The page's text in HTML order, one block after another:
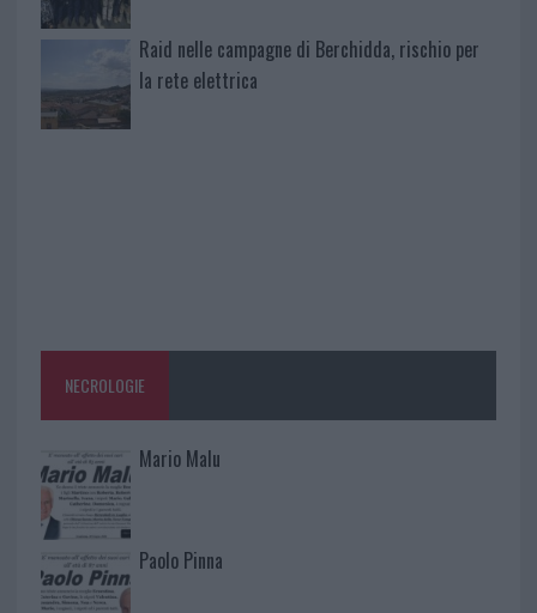
Raid nelle campagne di Berchidda, rischio per
la rete elettrica
NECROLOGIE
Mario Malu
Paolo Pinna